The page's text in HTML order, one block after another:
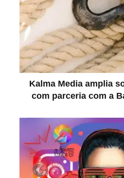
Kalma Media amplia
com parceria com a